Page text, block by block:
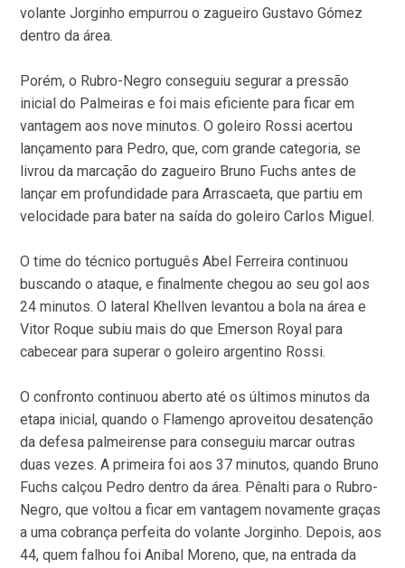
volante Jorginho empurrou o zagueiro Gustavo Gómez
dentro da área.
Porém, o Rubro-Negro conseguiu segurar a pressão
inicial do Palmeiras e foi mais eficiente para ficar em
vantagem aos nove minutos. O goleiro Rossi acertou
lançamento para Pedro, que, com grande categoria, se
livrou da marcação do zagueiro Bruno Fuchs antes de
lançar em profundidade para Arrascaeta, que partiu em
velocidade para bater na saída do goleiro Carlos Miguel.
O time do técnico português Abel Ferreira continuou
buscando o ataque, e finalmente chegou ao seu gol aos
24 minutos. O lateral Khellven levantou a bola na área e
Vitor Roque subiu mais do que Emerson Royal para
cabecear para superar o goleiro argentino Rossi.
O confronto continuou aberto até os últimos minutos da
etapa inicial, quando o Flamengo aproveitou desatenção
da defesa palmeirense para conseguiu marcar outras
duas vezes. A primeira foi aos 37 minutos, quando Bruno
Fuchs calçou Pedro dentro da área. Pênalti para o Rubro-
Negro, que voltou a ficar em vantagem novamente graças
a uma cobrança perfeita do volante Jorginho. Depois, aos
44, quem falhou foi Anibal Moreno, que, na entrada da